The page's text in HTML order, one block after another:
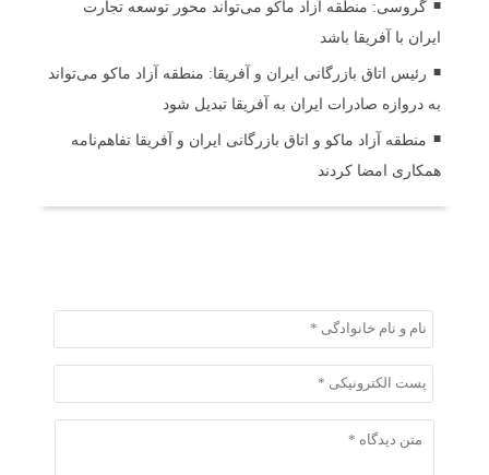
گروسی: منطقه آزاد ماکو می‌تواند محور توسعه تجارت
ایران با آفریقا باشد
رئیس اتاق بازرگانی ایران و آفریقا: منطقه آزاد ماکو می‌تواند
به دروازه صادرات ایران به آفریقا تبدیل شود
منطقه آزاد ماکو و اتاق بازرگانی ایران و آفریقا تفاهم‌نامه
همکاری امضا کردند